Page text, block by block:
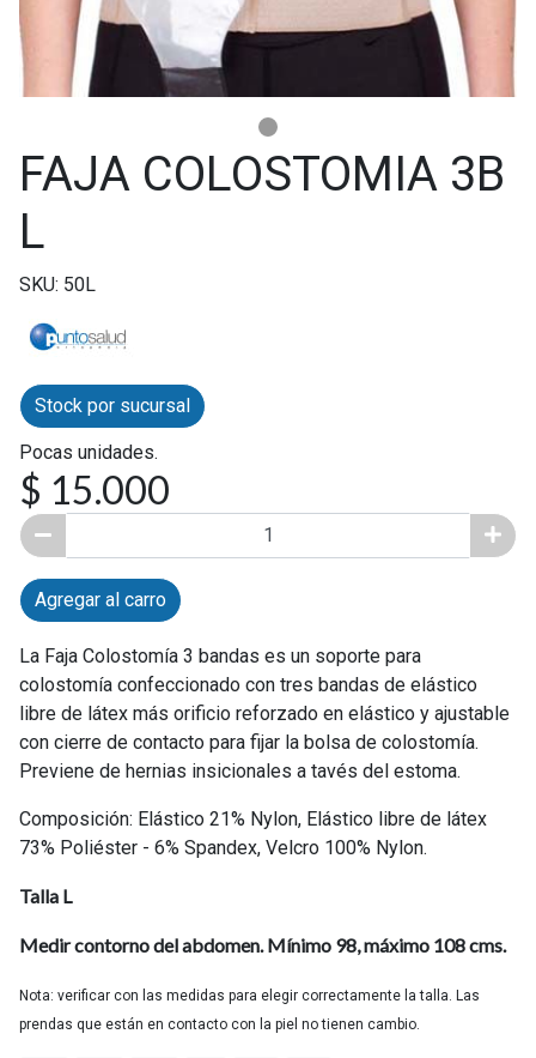
FAJA COLOSTOMIA 3B
L
SKU: 50L
Stock por sucursal
Pocas unidades.
$ 15.000
Agregar al carro
La Faja Colostomía 3 bandas es un soporte para
colostomía confeccionado con tres bandas de elástico
libre de látex más orificio reforzado en elástico y ajustable
con cierre de contacto para fijar la bolsa de colostomía.
Previene de hernias insicionales a tavés del estoma.
Composición: Elástico 21% Nylon, Elástico libre de látex
73% Poliéster - 6% Spandex, Velcro 100% Nylon.
Talla L
Medir contorno del abdomen. Mínimo 98, máximo 108 cms.
Nota: verificar con las medidas para elegir correctamente la talla. Las
prendas que están en contacto con la piel no tienen cambio.